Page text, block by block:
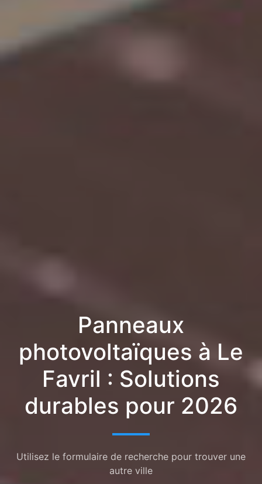
Panneaux
photovoltaïques à Le
Favril : Solutions
durables pour 2026
Utilisez le formulaire de recherche pour trouver une
autre ville